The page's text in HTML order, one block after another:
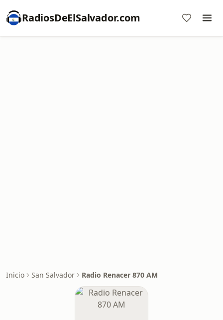
RadiosDeElSalvador.com
Inicio San Salvador Radio Renacer 870 AM